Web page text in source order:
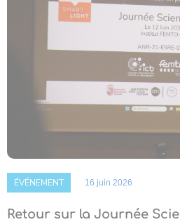
ÉVÉNEMENT 16 juin 2026
Retour sur la Journée